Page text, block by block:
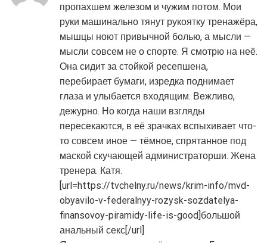
пропахшем железом и чужим потом. Мои
руки машинально тянут рукоятку тренажёра,
мышцы ноют привычной болью, а мысли —
мысли совсем не о спорте. Я смотрю на неё.
Она сидит за стойкой ресепшена,
перебирает бумаги, изредка поднимает
глаза и улыбается входящим. Вежливо,
дежурно. Но когда наши взгляды
пересекаются, в её зрачках вспыхивает что-
то совсем иное — тёмное, спрятанное под
маской скучающей администраторши. Жена
тренера. Катя.
[url=https://tvchelny.ru/news/krim-info/mvd-
obyavilo-v-federalnyy-rozysk-sozdatelya-
finansovoy-piramidy-life-is-good]большой
анальный секс[/url]